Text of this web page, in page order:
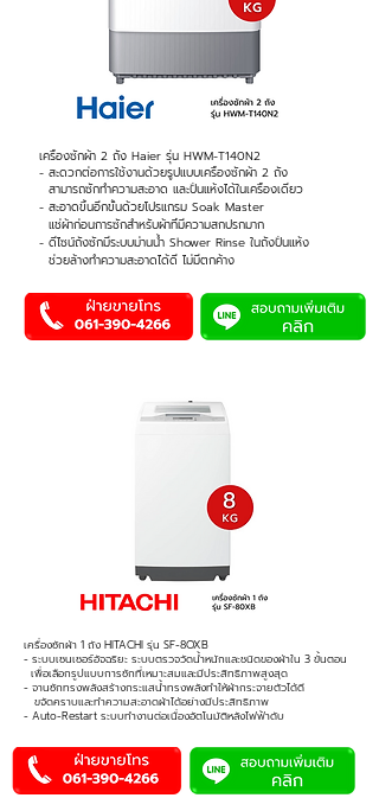
เครื่องซักผ้า 2 ถัง Haier รุ่น HWM-T140N2
- สะดวกต่อการใช้งานด้วยรูปแบบเครื่องซักผ้า 2 ถัง
สามารถซักทำความสะอาด และปั่นแห้งได้ในเครื่องเดียว
- สะอาดขึ้นอีกขั้นด้วยโปรแกรม Soak Master
แช่ผ้าก่อนการซักสำหรับผ้าที่มีความสกปรกมาก
- ดีไซน์ถังซักมีระบบม่านน้ำ Shower Rinse ในถังปั่นแห้ง
ช่วยล้างทำความสะอาดได้ดี ไม่มีตกค้าง
เครื่องซักผ้า 1 ถัง HITACHI รุ่น SF-8OXB
- ระบบเซนเซอร์อัจฉริยะ ระบบตรวจวัดน้ำหนักและชนิดของผ้าใน 3 ขั้นตอน
เพื่อเลือกรูปแบบการซักที่เหมาะสมและมีประสิทธิภาพสูงสุด
- จานซักทรงพลังสร้างกระแสน้ำทรงพลังทำให้ผ้ากระจายตัวได้ดี
ขจัดคราบและทำความสะอาดผ้าได้อย่างมีประสิทธิภาพ
- Auto-Restart ระบบทำงานต่อเนื่องอัตโนมัติหลังไฟฟ้าดับ